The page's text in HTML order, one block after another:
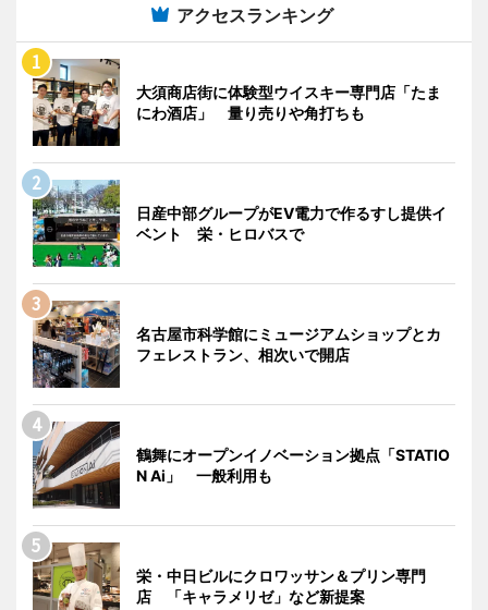
アクセスランキング
大須商店街に体験型ウイスキー専門店「たま
にわ酒店」 量り売りや角打ちも
日産中部グループがEV電力で作るすし提供イ
ベント 栄・ヒロバスで
名古屋市科学館にミュージアムショップとカ
フェレストラン、相次いで開店
鶴舞にオープンイノベーション拠点「STATIO
N Ai」 一般利用も
栄・中日ビルにクロワッサン＆プリン専門
店 「キャラメリゼ」など新提案